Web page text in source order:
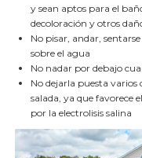
y sean aptos para el
decoloración y otros
No pisar, andar,
sobre el agua
No nadar por debajo
No dejarla puesta varios
salada, ya que favorece
por la electrolisis salina